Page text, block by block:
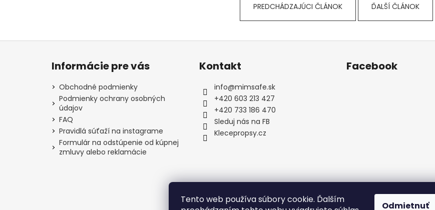
Tento web používa súbory cookie. Ďalším
Odmietnuť
PREDCHÁDZAJÚCI ČLÁNOK ĎALŠÍ ČLÁNOK
Z
Informácie pre vás
Obchodné podmienky
Podmienky ochrany osobných
údajov
FAQ
Pravidlá súťaží na instagrame
Formulár na odstúpenie od kúpnej
zmluvy alebo reklamácie
Kontakt
info@mimsafe.sk
+420 603 213 427
+420 733 186 470
Sleduj nás na FB
Klecepropsy.cz
Facebook